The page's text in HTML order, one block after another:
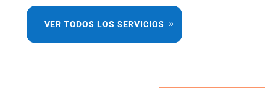
VER TODOS LOS SERVICIOS